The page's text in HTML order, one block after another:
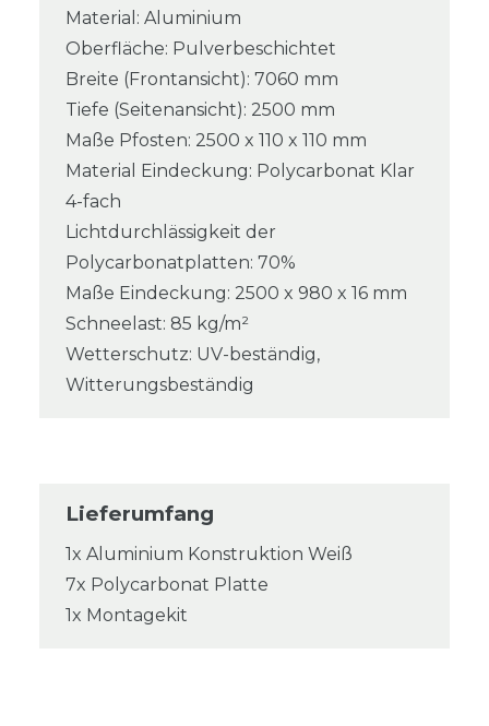
Material: Aluminium
Oberfläche: Pulverbeschichtet
Breite (Frontansicht): 7060 mm
Tiefe (Seitenansicht): 2500 mm
Maße Pfosten: 2500 x 110 x 110 mm
Material Eindeckung: Polycarbonat Klar
4-fach
Lichtdurchlässigkeit der
Polycarbonatplatten: 70%
Maße Eindeckung: 2500 x 980 x 16 mm
Schneelast: 85 kg/m²
Wetterschutz: UV-beständig,
Witterungsbeständig
Lieferumfang
1x Aluminium Konstruktion Weiß
7x Polycarbonat Platte
1x Montagekit